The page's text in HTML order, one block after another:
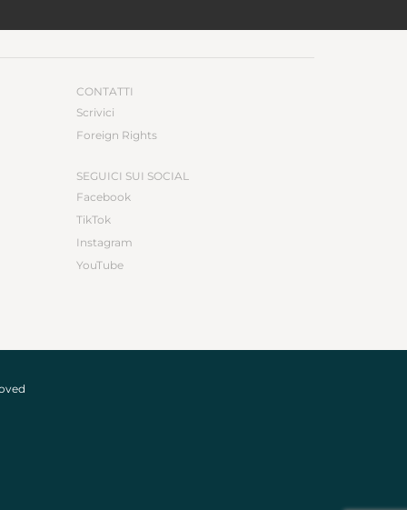
CONTATTI
Scrivici
Foreign Rights
SEGUICI SUI SOCIAL
Facebook
TikTok
Instagram
YouTube